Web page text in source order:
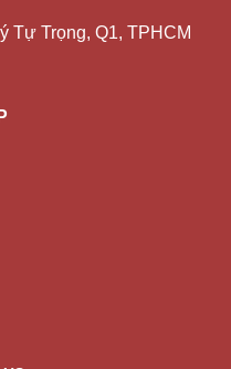
Tự Trọng, Q1, TPHCM